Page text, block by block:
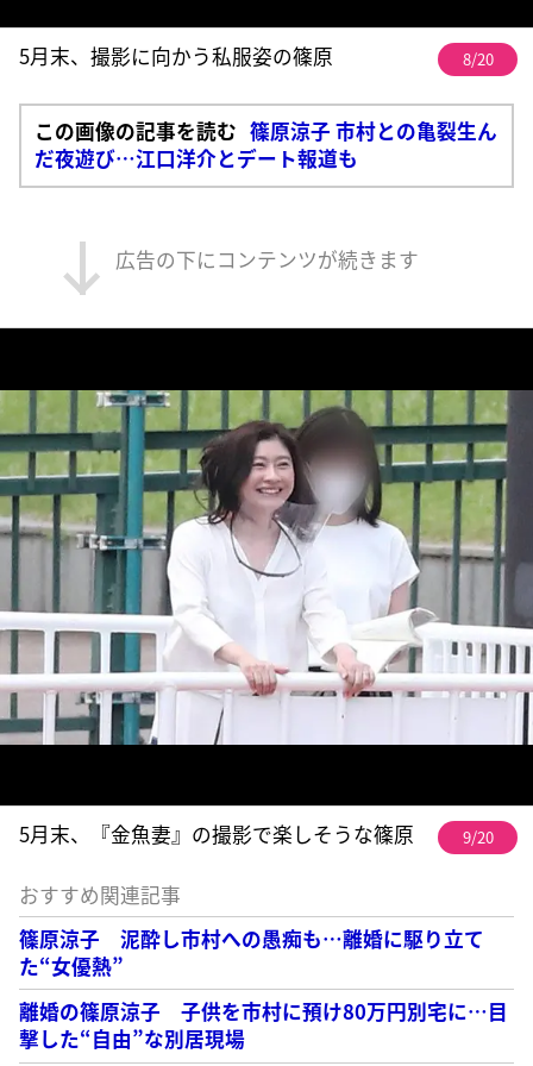
5月末、撮影に向かう私服姿の篠原 8/20
この画像の記事を読む 篠原涼子 市村との亀裂生ん
だ夜遊び…江口洋介とデート報道も
広告の下にコンテンツが続きます
5月末、『金魚妻』の撮影で楽しそうな篠原 9/20
おすすめ関連記事
篠原涼子 泥酔し市村への愚痴も…離婚に駆り立て
た“女優熱”
離婚の篠原涼子 子供を市村に預け80万円別宅に…目
撃した“自由”な別居現場